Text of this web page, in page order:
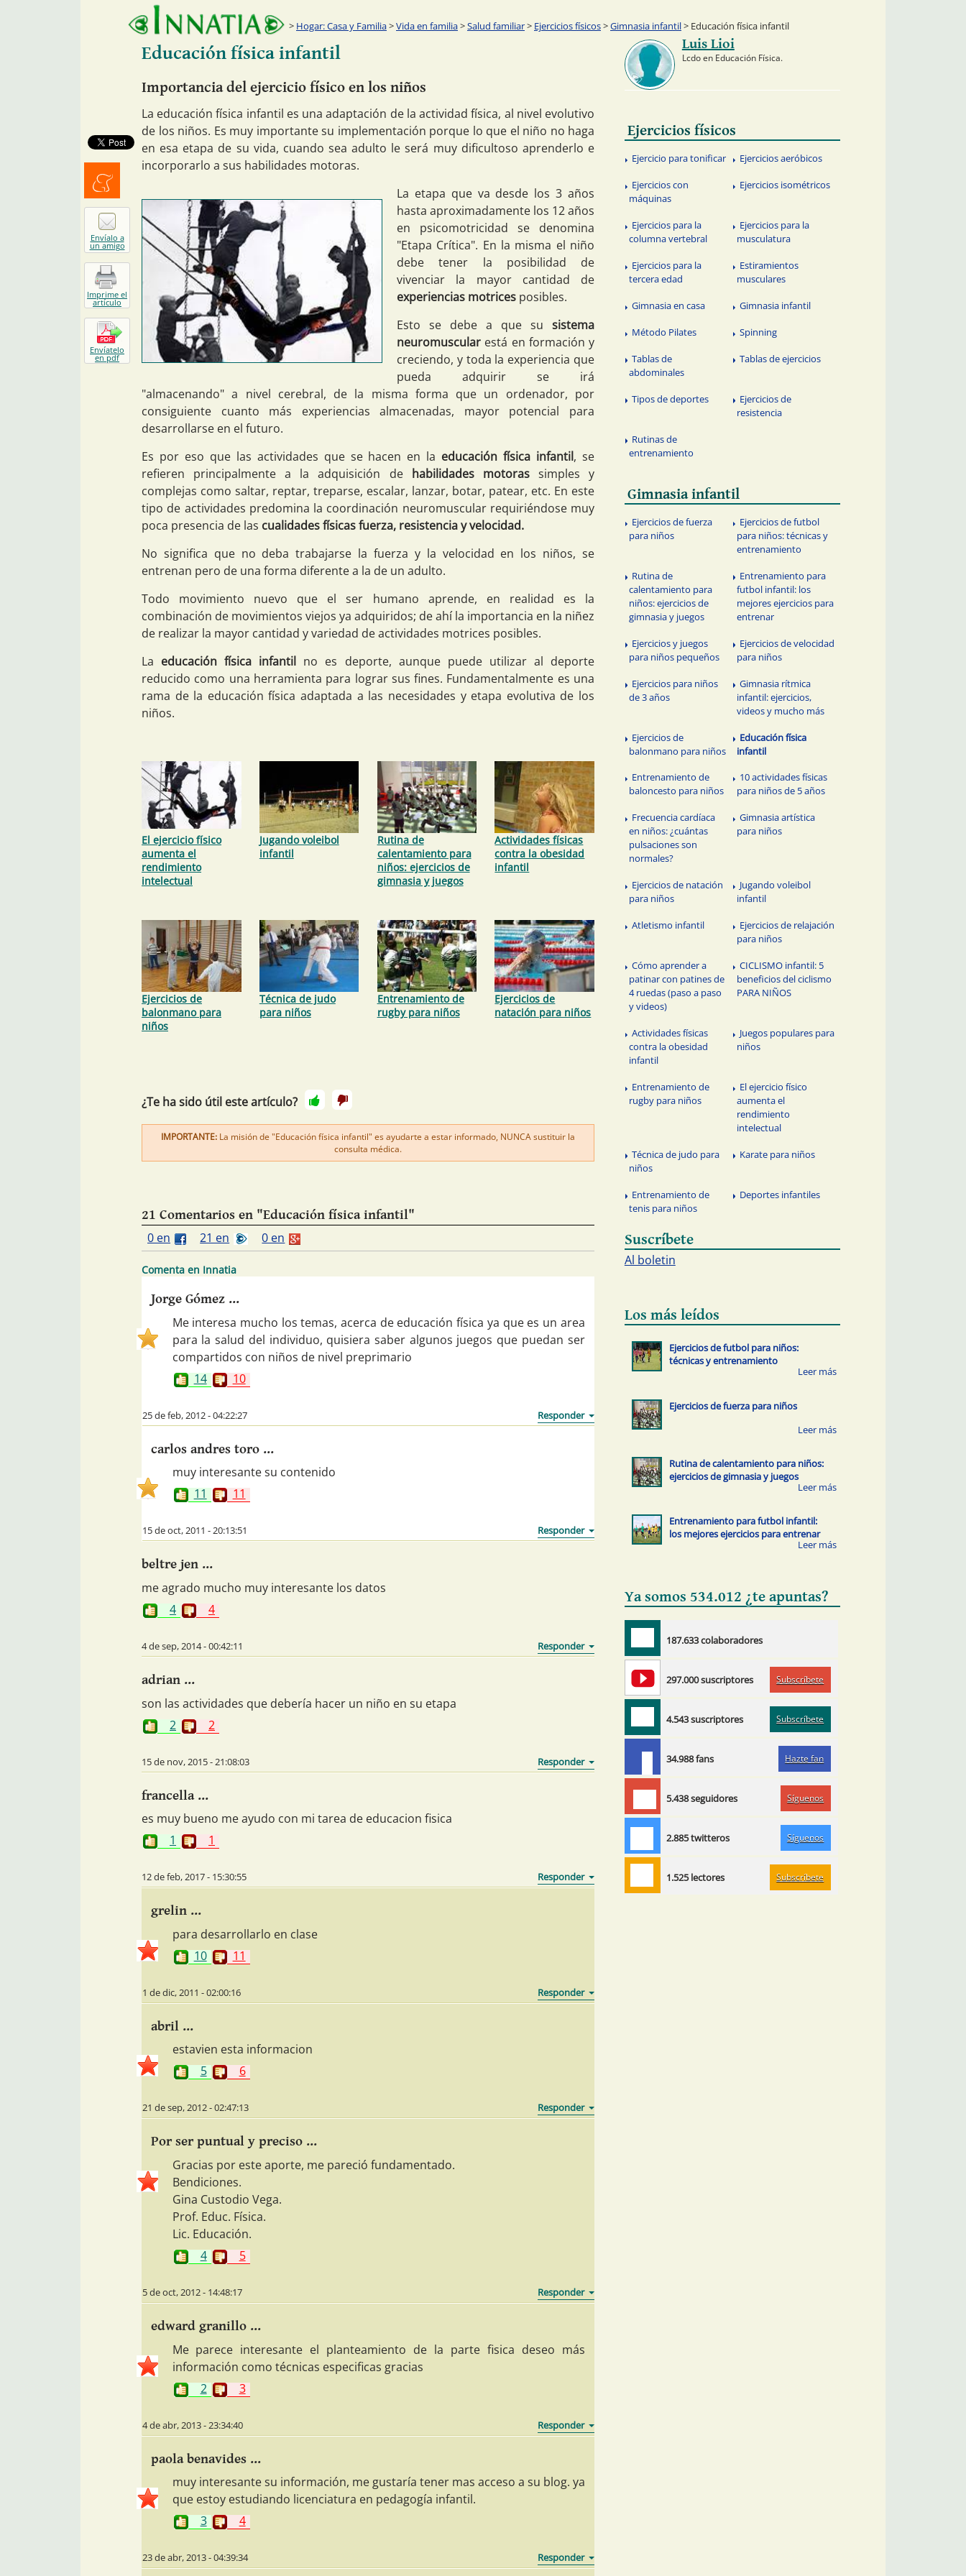
Hogar: Casa y Familia>Vida en familia>Salud familiar> Ejercicios físicos>Gimnasia infantil> Educación física infantil
Educación física infantil
Importancia del ejercicio físico en los niños
La educación física infantil es una adaptación de la actividad física, al nivel evolutivo
de los niños. Es muy importante su implementación porque lo que el niño no haga
en esa etapa de su vida, cuando sea adulto le será muy dificultoso aprenderlo e
incorporarlo a sus habilidades motoras.
La etapa que va desde los 3 años
hasta aproximadamente los 12 años
en psicomotricidad se denomina
"Etapa Crítica". En la misma el niño
debe tener la posibilidad de
vivenciar la mayor cantidad de
experiencias motrices posibles.
Esto se debe a que su sistema
neuromuscular está en formación y
creciendo, y toda la experiencia que
pueda adquirir se irá
"almacenando" a nivel cerebral, de la misma forma que un ordenador, por
consiguiente cuanto más experiencias almacenadas, mayor potencial para
desarrollarse en el futuro.
Es por eso que las actividades que se hacen en la educación física infantil, se
refieren principalmente a la adquisición de habilidades motoras simples y
complejas como saltar, reptar, treparse, escalar, lanzar, botar, patear, etc. En este
tipo de actividades predomina la coordinación neuromuscular requiriéndose muy
poca presencia de las cualidades físicas fuerza, resistencia y velocidad.
No significa que no deba trabajarse la fuerza y la velocidad en los niños, se
entrenan pero de una forma diferente a la de un adulto.
Todo movimiento nuevo que el ser humano aprende, en realidad es la
combinación de movimientos viejos ya adquiridos; de ahí la importancia en la niñez
de realizar la mayor cantidad y variedad de actividades motrices posibles.
La educación física infantil no es deporte, aunque puede utilizar al deporte
reducido como una herramienta para lograr sus fines. Fundamentalmente es una
rama de la educación física adaptada a las necesidades y etapa evolutiva de los
niños.
El ejercicio físico
aumenta el
rendimiento
intelectual
Jugando voleibol
infantil
Rutina de
calentamiento para
niños: ejercicios de
gimnasia y juegos
Actividades físicas
contra la obesidad
infantil
Ejercicios de
balonmano para
niños
Técnica de judo
para niños
Entrenamiento de
rugby para niños
Ejercicios de
natación para niños
¿Te ha sido útil este artículo?
IMPORTANTE: La misión de "Educación física infantil" es ayudarte a estar informado, NUNCA sustituir la
consulta médica.
21 Comentarios en "Educación física infantil"
0 en
21 en 0 en
Comenta en Innatia
Jorge Gómez ...
Me interesa mucho los temas, acerca de educación física ya que es un area
para la salud del individuo, quisiera saber algunos juegos que puedan ser
compartidos con niños de nivel preprimario
14
10
25 de feb, 2012 - 04:22:27
carlos andres toro ...
muy interesante su contenido
11
11
15 de oct, 2011 - 20:13:51
beltre jen ...
me agrado mucho muy interesante los datos
4
4
4 de sep, 2014 - 00:42:11
adrian ...
son las actividades que debería hacer un niño en su etapa
2
2
15 de nov, 2015 - 21:08:03
francella ...
es muy bueno me ayudo con mi tarea de educacion fisica
1
1
12 de feb, 2017 - 15:30:55
grelin ...
para desarrollarlo en clase
10
11
1 de dic, 2011 - 02:00:16
abril ...
estavien esta informacion
5
6
21 de sep, 2012 - 02:47:13
Por ser puntual y preciso ...
Gracias por este aporte, me pareció fundamentado.
Bendiciones.
Gina Custodio Vega.
Prof. Educ. Física.
Lic. Educación.
4
5
5 de oct, 2012 - 14:48:17
edward granillo ...
Me parece interesante el planteamiento de la parte fisica deseo más
información como técnicas especificas gracias
2
3
4 de abr, 2013 - 23:34:40
paola benavides ...
muy interesante su información, me gustaría tener mas acceso a su blog. ya
que estoy estudiando licenciatura en pedagogía infantil.
3
4
23 de abr, 2013 - 04:39:34
Luis Lioi
Lcdo en Educación Física.
Ejercicios físicos
Ejercicio para tonificar Ejercicios aeróbicos
Ejercicios con
máquinas
Ejercicios isométricos
Ejercicios para la
columna vertebral
Ejercicios para la
musculatura
Ejercicios para la
tercera edad
Estiramientos
musculares
Gimnasia en casa Gimnasia infantil
Método Pilates Spinning
Tablas de
abdominales
Tablas de ejercicios
Tipos de deportes
Ejercicios de
resistencia
Rutinas de
entrenamiento
Gimnasia infantil
Ejercicios de fuerza
para niños
Ejercicios de futbol
para niños: técnicas y
entrenamiento
Rutina de
calentamiento para
niños: ejercicios de
gimnasia y juegos
Entrenamiento para
futbol infantil: los
mejores ejercicios para
entrenar
Ejercicios y juegos
para niños pequeños
Ejercicios de velocidad
para niños
Ejercicios para niños
de 3 años
Gimnasia rítmica
infantil: ejercicios,
videos y mucho más
Ejercicios de
balonmano para niños
Educación física
infantil
Entrenamiento de
baloncesto para niños
10 actividades físicas
para niños de 5 años
Frecuencia cardíaca
en niños: ¿cuántas
pulsaciones son
normales?
Gimnasia artística
para niños
Ejercicios de natación
para niños
Jugando voleibol
infantil
Atletismo infantil
Ejercicios de relajación
para niños
Cómo aprender a
patinar con patines de
4 ruedas (paso a paso
y videos)
CICLISMO infantil: 5
beneficios del ciclismo
PARA NIÑOS
Actividades físicas
contra la obesidad
infantil
Juegos populares para
niños
Entrenamiento de
rugby para niños
El ejercicio físico
aumenta el
rendimiento
intelectual
Técnica de judo para
niños
Karate para niños
Entrenamiento de
tenis para niños
Deportes infantiles
Suscríbete
Al boletin
Los más leídos
Ejercicios de futbol para niños:
técnicas y entrenamiento
Ejercicios de fuerza para niños
Rutina de calentamiento para niños:
ejercicios de gimnasia y juegos
Entrenamiento para futbol infantil:
los mejores ejercicios para entrenar
Ya somos 534.012 ¿te apuntas?
187.633 colaboradores
297.000 suscriptores Subscríbete
4.543 suscriptores Subscríbete
34.988 fans Hazte fan
5.438 seguidores Síguenos
2.885 twitteros Síguenos
1.525 lectores Subscríbete
Menéalo
Envíalo a
un amigo
Imprime el
artículo
Envíatelo
en pdf